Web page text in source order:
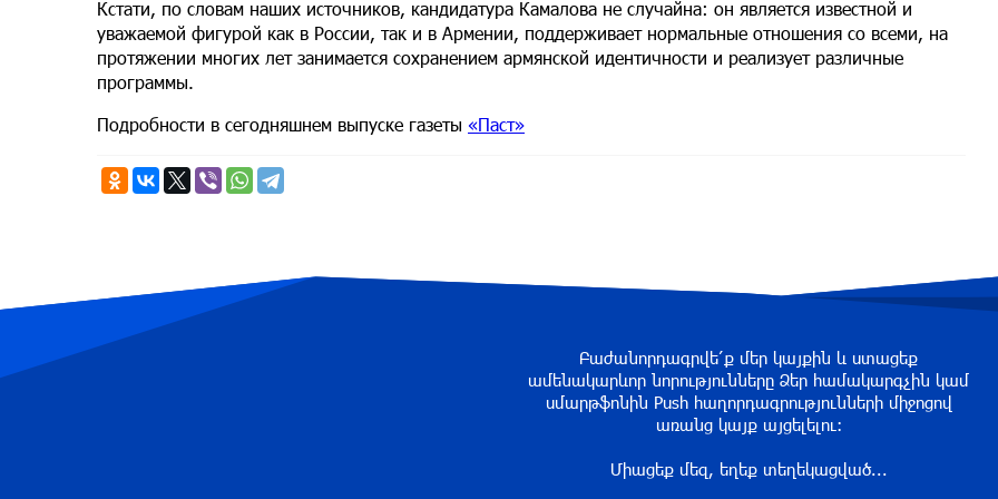
Кстати, по словам наших источников, кандидатура Камалова не случайна: он является известной и
уважаемой фигурой как в России, так и в Армении, поддерживает нормальные отношения со всеми, на
протяжении многих лет занимается сохранением армянской идентичности и реализует различные
программы.
Подробности в сегодняшнем выпуске газеты «Паст»
Բաժանորդագրվե՛ք մեր կայքին և ստացեք
ամենակարևոր նորությունները Ձեր համակարգչին կամ
սմարթֆոնին Push հաղորդագրությունների միջոցով
առանց կայք այցելելու։
Միացեք մեզ, եղեք տեղեկացված...